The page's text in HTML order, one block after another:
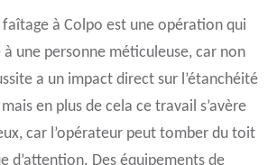
à Colpo est une opération qui
une personne méticuleuse, car non
a un impact direct sur l’étanchéité
en plus de cela ce travail s’avère
car l’opérateur peut tomber du toit
d’attention. Des équipements de